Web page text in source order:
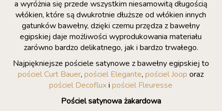
a wyróżnia się przede wszystkim niesamowitą długością
włókien, które są dwukrotnie dłuższe od włókien innych
gatunków bawełny, dzięki czemu przędza z bawełny
egipskiej daje możliwości wyprodukowania materiału
zarówno bardzo delikatnego, jak i bardzo trwałego.
Najpiękniejsze pościele satynowe z bawełny egipskiej to
pościel Curt Bauer,pościel Elegante,pościel Joop oraz
pościel Decofluxipościel Fleuresse
Pościel satynowa żakardowa